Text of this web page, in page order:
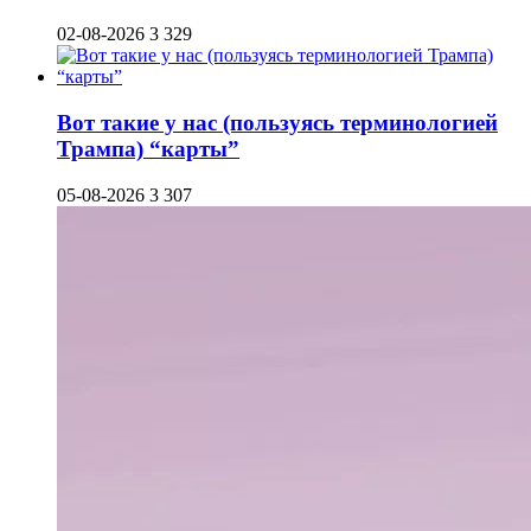
02-08-2026 3 329
Вот такие у нас (пользуясь терминологией
Трампа) “карты”
05-08-2026 3 307